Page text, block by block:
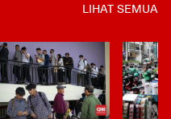
LIHAT SEMUA